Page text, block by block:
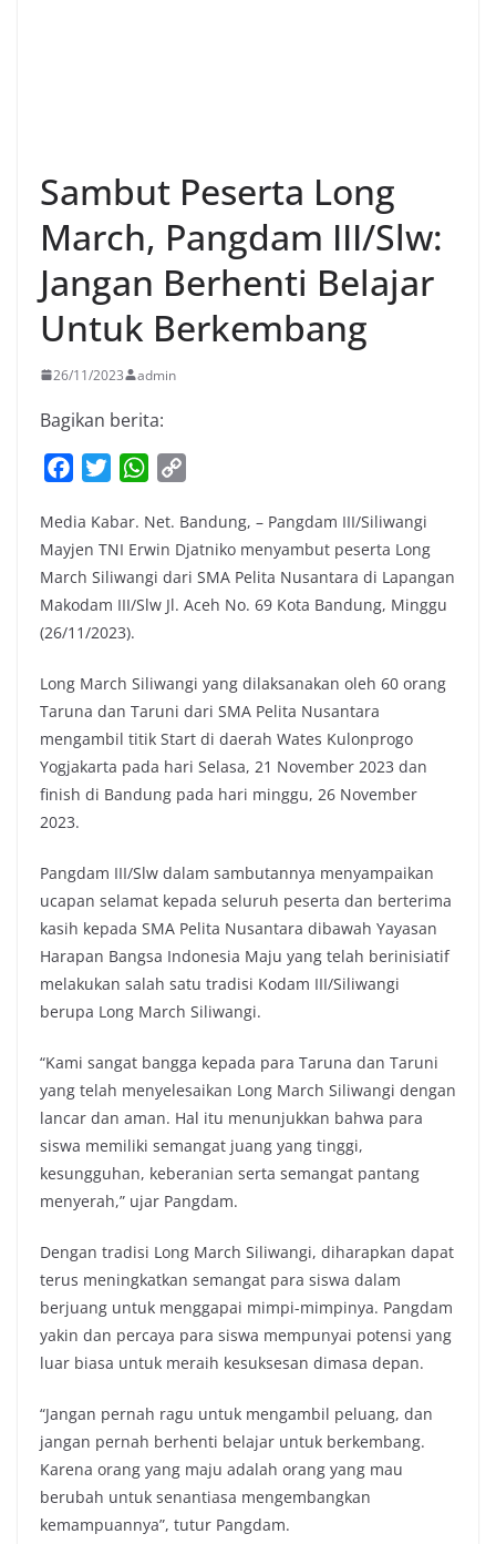
Sambut Peserta Long
March, Pangdam III/Slw:
Jangan Berhenti Belajar
Untuk Berkembang
26/11/2023 admin
Bagikan berita:
c
e
b
o
o
i
t
t
e
r
W
a
t
s
A
p
y
L
i
Media Kabar. Net. Bandung, – Pangdam III/Siliwangi
Mayjen TNI Erwin Djatniko menyambut peserta Long
March Siliwangi dari SMA Pelita Nusantara di Lapangan
Makodam III/Slw Jl. Aceh No. 69 Kota Bandung, Minggu
(26/11/2023).
Long March Siliwangi yang dilaksanakan oleh 60 orang
Taruna dan Taruni dari SMA Pelita Nusantara
mengambil titik Start di daerah Wates Kulonprogo
Yogjakarta pada hari Selasa, 21 November 2023 dan
finish di Bandung pada hari minggu, 26 November
2023.
Pangdam III/Slw dalam sambutannya menyampaikan
ucapan selamat kepada seluruh peserta dan berterima
kasih kepada SMA Pelita Nusantara dibawah Yayasan
Harapan Bangsa Indonesia Maju yang telah berinisiatif
melakukan salah satu tradisi Kodam III/Siliwangi
berupa Long March Siliwangi.
“Kami sangat bangga kepada para Taruna dan Taruni
yang telah menyelesaikan Long March Siliwangi dengan
lancar dan aman. Hal itu menunjukkan bahwa para
siswa memiliki semangat juang yang tinggi,
kesungguhan, keberanian serta semangat pantang
menyerah,” ujar Pangdam.
Dengan tradisi Long March Siliwangi, diharapkan dapat
terus meningkatkan semangat para siswa dalam
berjuang untuk menggapai mimpi-mimpinya. Pangdam
yakin dan percaya para siswa mempunyai potensi yang
luar biasa untuk meraih kesuksesan dimasa depan.
“Jangan pernah ragu untuk mengambil peluang, dan
jangan pernah berhenti belajar untuk berkembang.
Karena orang yang maju adalah orang yang mau
berubah untuk senantiasa mengembangkan
kemampuannya”, tutur Pangdam.